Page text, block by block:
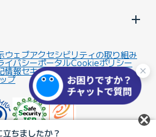
立ちましたか？
ウェブアクセシビリティの取り組み
イバシーポータルCookieポリシー
情報セキュリティ基本方針
プ